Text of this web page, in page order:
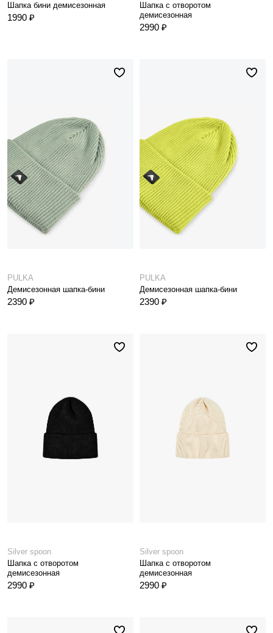
Шапка бини демисезонная
1990 ₽
Шапка с отворотом
демисезонная
2990 ₽
PULKA
Демисезонная шапка-бини
2390 ₽
PULKA
Демисезонная шапка-бини
2390 ₽
Silver spoon
Шапка с отворотом
демисезонная
2990 ₽
Silver spoon
Шапка с отворотом
демисезонная
2990 ₽